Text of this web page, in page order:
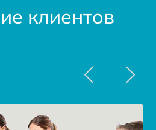
клиентов